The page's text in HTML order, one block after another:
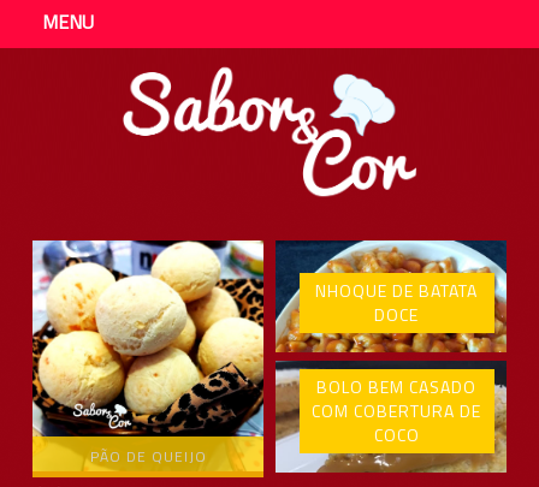
MENU
PÃO DE QUEIJO
NHOQUE DE BATATA
DOCE
BOLO BEM CASADO
COM COBERTURA DE
COCO